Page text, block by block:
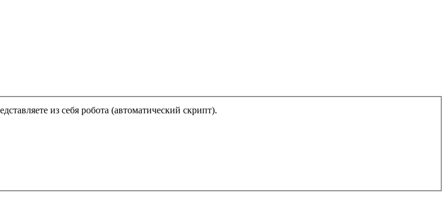
выяснить, являетесь ли Вы человеком или представляете из себя робота (автоматический скрипт).